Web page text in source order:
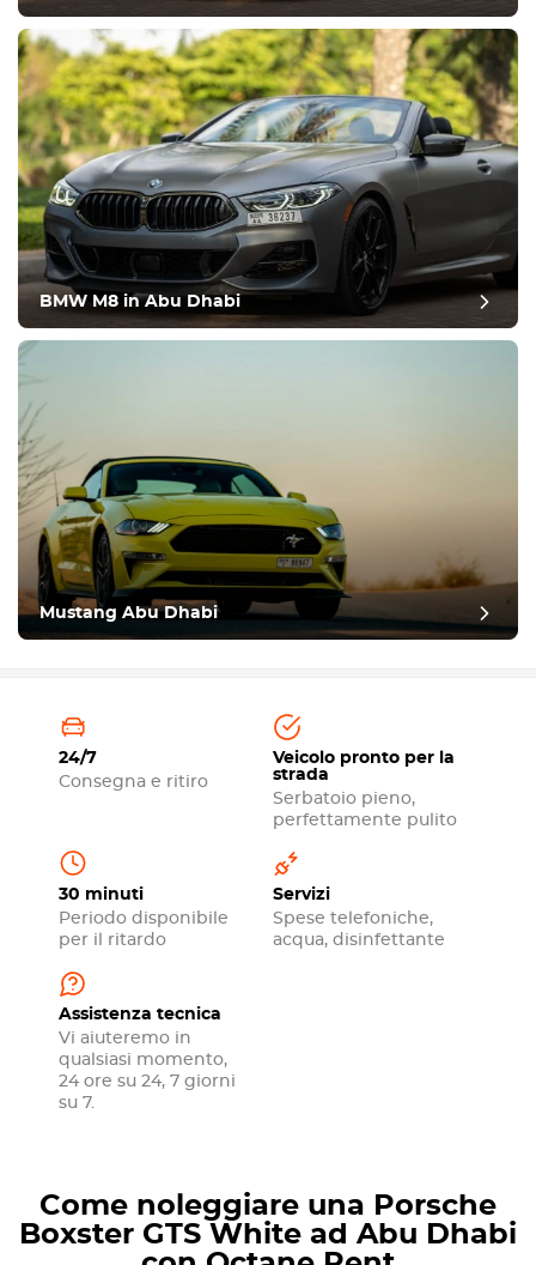
BMW M8 in Abu Dhabi
Mustang Abu Dhabi
24/7
Consegna e ritiro
Veicolo pronto per la
strada
Serbatoio pieno,
perfettamente pulito
30 minuti
Periodo disponibile
per il ritardo
Servizi
Spese telefoniche,
acqua, disinfettante
Assistenza tecnica
Vi aiuteremo in
qualsiasi momento,
24 ore su 24, 7 giorni
su 7.
Come noleggiare una Porsche
Boxster GTS White ad Abu Dhabi